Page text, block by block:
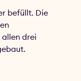
befüllt. Die
allen drei